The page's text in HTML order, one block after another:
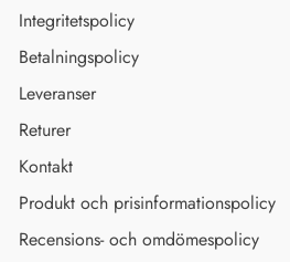
Integritetspolicy
Betalningspolicy
Leveranser
Returer
Kontakt
Produkt och prisinformationspolicy
Recensions- och omdömespolicy